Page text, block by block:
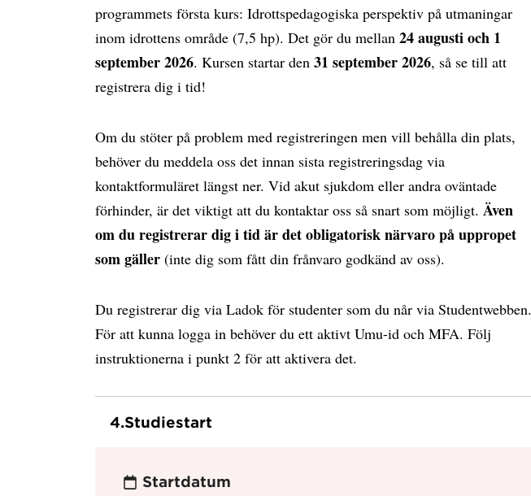
programmets första kurs: Idrottspedagogiska perspektiv på utmaningar
inom idrottens område (7,5 hp). Det gör du mellan 24 augusti och 1
september 2026. Kursen startar den 31 september 2026, så se till att
registrera dig i tid!
Om du stöter på problem med registreringen men vill behålla din plats,
behöver du meddela oss det innan sista registreringsdag via
kontaktformuläret längst ner. Vid akut sjukdom eller andra oväntade
förhinder, är det viktigt att du kontaktar oss så snart som möjligt. Även
om du registrerar dig i tid är det obligatorisk närvaro på uppropet
som gäller (inte dig som fått din frånvaro godkänd av oss).
Du registrerar dig via Ladok för studenter som du når via Studentwebben.
För att kunna logga in behöver du ett aktivt Umu-id och MFA. Följ
instruktionerna i punkt 2 för att aktivera det.
4.Studiestart
Startdatum